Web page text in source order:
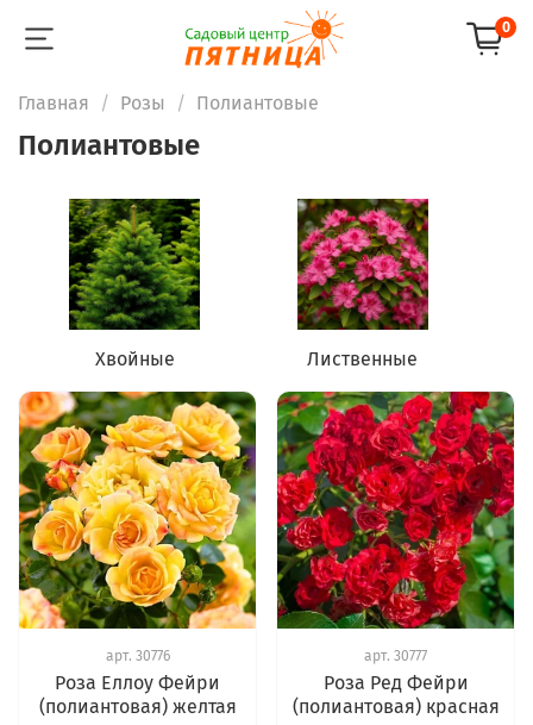
0
Главная Розы Полиантовые
Полиантовые
Хвойные Лиственные
арт. 30776
Роза Еллоу Фейри
(полиантовая) желтая
арт. 30777
Роза Ред Фейри
(полиантовая) красная